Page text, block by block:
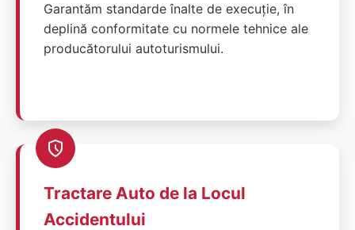
Garantăm standarde înalte de execuție, în
deplină conformitate cu normele tehnice ale
producătorului autoturismului.
Tractare Auto de la Locul
Accidentului